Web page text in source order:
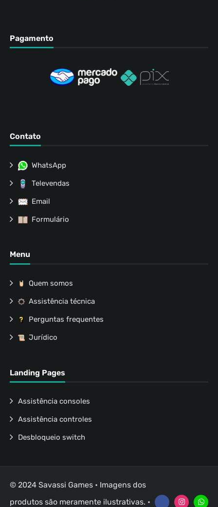
Pagamento
Contato
WhatsApp
Televendas
Email
Formulário
Menu
Quem somos
Assistência técnica
Perguntas frequentes
Jurídico
Landing Pages
Assistência consoles
Assistência controles
Desbloqueio switch
© 2024 Savassi Games • Imagens dos
produtos são meramente ilustrativas. •